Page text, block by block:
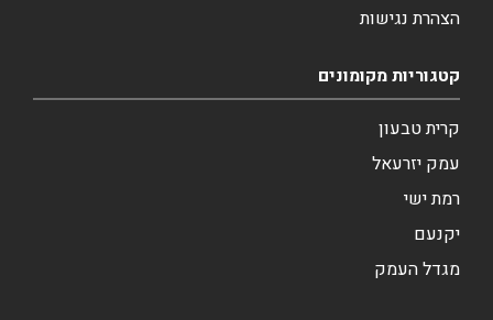
הצהרת נגישות
קטגוריות מקומונים
קרית טבעון
עמק יזרעאל
רמת ישי
יקנעם
מגדל העמק